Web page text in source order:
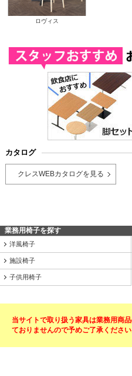
ロヴィス
カタログ
クレスWEBカタログを見る
業務用椅子を探す
洋風椅子
施設椅子
子供用椅子
当サイトで取り扱う家具は業務用商
ておりませんので予めご了承ください